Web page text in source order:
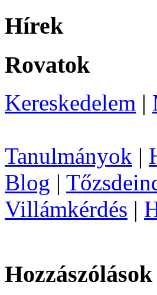
Hírek
Rovatok
Kereskedelem |
Tanulmányok |
Blog |
Villámkérdés |
Hozzászólások